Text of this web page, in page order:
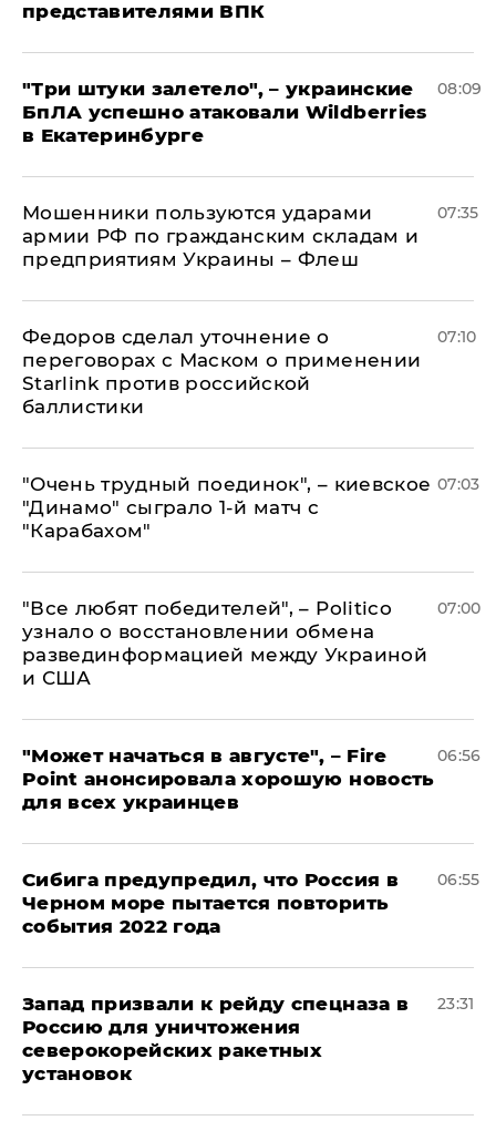
представителями ВПК
"Три штуки залетело", – украинские
БпЛА успешно атаковали Wildberries
в Екатеринбурге
08:09
Мошенники пользуются ударами
армии РФ по гражданским складам и
предприятиям Украины – Флеш
07:35
Федоров сделал уточнение о
переговорах с Маском о применении
Starlink против российской
баллистики
07:10
"Очень трудный поединок", – киевское
"Динамо" сыграло 1-й матч с
"Карабахом"
07:03
​"Все любят победителей", – Politico
узнало о восстановлении обмена
развединформацией между Украиной
и США
07:00
"Может начаться в августе", – Fire
Point анонсировала хорошую новость
для всех украинцев
06:56
Сибига предупредил, что Россия в
Черном море пытается повторить
события 2022 года
06:55
Запад призвали к рейду спецназа в
Россию для уничтожения
северокорейских ракетных
установок
23:31